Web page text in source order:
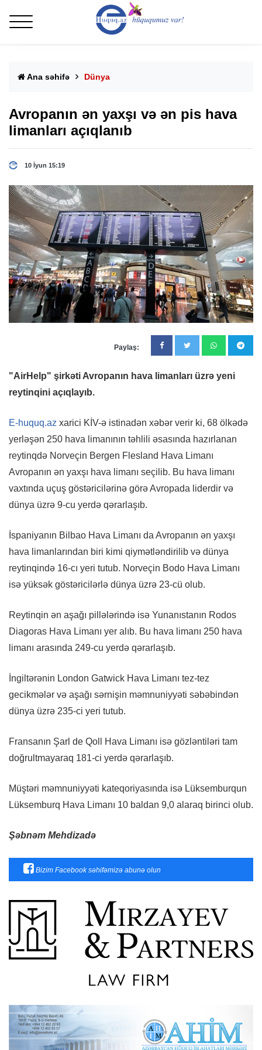
Ana səhifə Dünya
Avropanın ən yaxşı və ən pis hava
limanları açıqlanıb
10 İyun 15:19
Paylaş:
"AirHelp" şirkəti Avropanın hava limanları üzrə yeni
reytinqini açıqlayıb.
E-huquq.az xarici KİV-ə istinadən xəbər verir ki, 68 ölkədə
yerləşən 250 hava limanının təhlili əsasında hazırlanan
reytinqdə Norveçin Bergen Flesland Hava Limanı
Avropanın ən yaxşı hava limanı seçilib. Bu hava limanı
vaxtında uçuş göstəricilərinə görə Avropada liderdir və
dünya üzrə 9-cu yerdə qərarlaşıb.
İspaniyanın Bilbao Hava Limanı da Avropanın ən yaxşı
hava limanlarından biri kimi qiymətləndirilib və dünya
reytinqində 16-cı yeri tutub. Norveçin Bodo Hava Limanı
isə yüksək göstəricilərlə dünya üzrə 23-cü olub.
Reytinqin ən aşağı pillələrində isə Yunanıstanın Rodos
Diagoras Hava Limanı yer alıb. Bu hava limanı 250 hava
limanı arasında 249-cu yerdə qərarlaşıb.
İngiltərənin London Gatwick Hava Limanı tez-tez
gecikmələr və aşağı sərnişin məmnuniyyəti səbəbindən
dünya üzrə 235-ci yeri tutub.
Fransanın Şarl de Qoll Hava Limanı isə gözləntiləri tam
doğrultmayaraq 181-ci yerdə qərarlaşıb.
Müştəri məmnuniyyəti kateqoriyasında isə Lüksemburqun
Lüksemburq Hava Limanı 10 baldan 9,0 alaraq birinci olub.
Şəbnəm Mehdizadə
Bizim Facebook səhifəmizə abunə olun